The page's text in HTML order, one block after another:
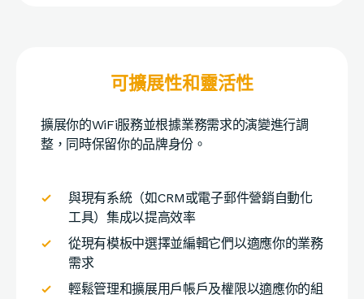
可擴展性和靈活性
擴展你的WiFi服務並根據業務需求的演變進行調
整，同時保留你的品牌身份。
與現有系統（如CRM或電子郵件營銷自動化
工具）集成以提高效率
從現有模板中選擇並編輯它們以適應你的業務
需求
輕鬆管理和擴展用戶帳戶及權限以適應你的組